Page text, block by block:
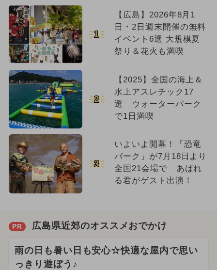
1
【広島】2026年8月1
日・2日週末開催の無料
イベント6選 大規模夏
祭り＆花火も満喫
2
【2025】全国の海上＆
水上アスレチック17
選 ウォーターパーク
で1日満喫
3
いよいよ開幕！「恐竜
パーク」が7月18日より
全国21会場で あばれ
る君がゲスト出演！
PR 広島県近郊のオススメおでかけ
雨の日も暑い日も安心☆快適な屋内で思い
っきり遊ぼう♪